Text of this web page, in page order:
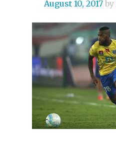
August 10, 2017by